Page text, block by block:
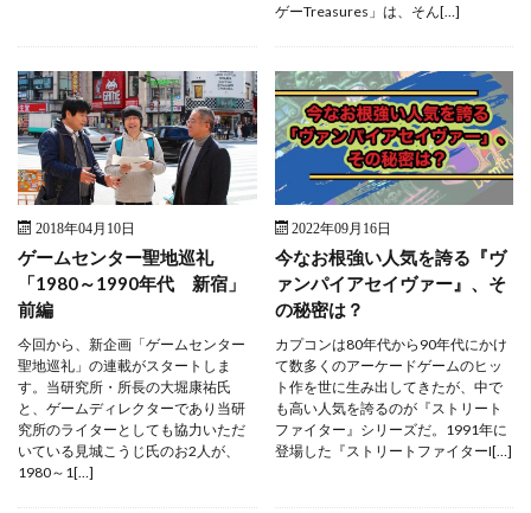
ゲーTreasures」は、そん[…]
2018年04月10日
ゲームセンター聖地巡礼
「1980～1990年代 新宿」
前編
今回から、新企画「ゲームセンター
聖地巡礼」の連載がスタートしま
す。当研究所・所長の大堀康祐氏
と、ゲームディレクターであり当研
究所のライターとしても協力いただ
いている見城こうじ氏のお2人が、
1980～1[…]
2022年09月16日
今なお根強い人気を誇る『ヴ
ァンパイアセイヴァー』、そ
の秘密は？
カプコンは80年代から90年代にかけ
て数多くのアーケードゲームのヒッ
ト作を世に生み出してきたが、中で
も高い人気を誇るのが『ストリート
ファイター』シリーズだ。1991年に
登場した『ストリートファイターI[…]